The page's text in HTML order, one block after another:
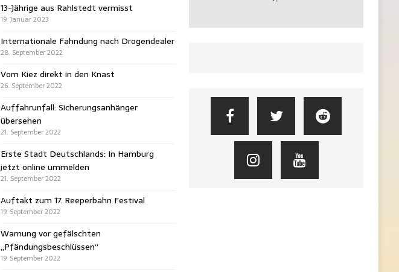
13-Jährige aus Rahlstedt vermisst
19. Januar 2023
Internationale Fahndung nach Drogendealer
28. September 2022
Vom Kiez direkt in den Knast
26. September 2022
Auffahrunfall: Sicherungsanhänger
übersehen
21. September 2022
Erste Stadt Deutschlands: In Hamburg
jetzt online ummelden
21. September 2022
Auftakt zum 17. Reeperbahn Festival
19. September 2022
Warnung vor gefälschten
„Pfändungsbeschlüssen“
19. September 2022